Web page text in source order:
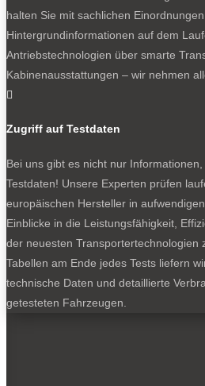
0
VW ID.Buzz Cargo im Einsatz bei
Tag rund 100 Kilometer zurück und
NEWSLETTER
halten Sie mit sachlichen
Hintergrundinformationen auf dem
Antriebstechnologien über smarte
Kabinenausstattungen – wir nehmen

Zugriff auf Testdaten
Bei uns gibt es nicht nur
Testdaten! Unsere Experten prüfen
europäischen Hersteller in
Einblicke in die Leistungsfähigkeit,
der neuesten Transportertechnologien
Tabellen am Ende jedes Tests liefern
technische Daten und detaillierte
getesteten Fahrzeugen.